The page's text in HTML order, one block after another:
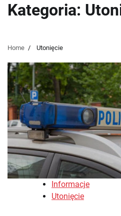
Kategoria:
Home Utonięcie
Informacje
Utonięcie